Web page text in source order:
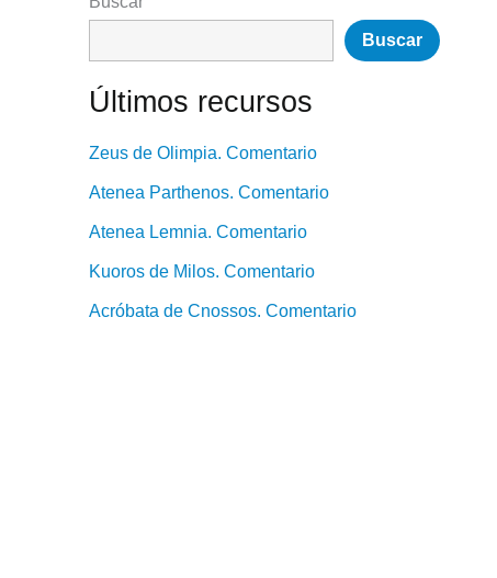
Buscar
Últimos recursos
Zeus de Olimpia. Comentario
Atenea Parthenos. Comentario
Atenea Lemnia. Comentario
Kuoros de Milos. Comentario
Acróbata de Cnossos. Comentario